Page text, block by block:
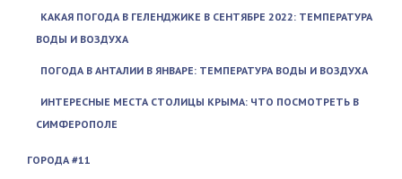
КАКАЯ ПОГОДА В ГЕЛЕНДЖИКЕ В СЕНТЯБРЕ 2022: ТЕМПЕРАТУРА
ВОДЫ И ВОЗДУХА
ПОГОДА В АНТАЛИИ В ЯНВАРЕ: ТЕМПЕРАТУРА ВОДЫ И ВОЗДУХА
ИНТЕРЕСНЫЕ МЕСТА СТОЛИЦЫ КРЫМА: ЧТО ПОСМОТРЕТЬ В
СИМФЕРОПОЛЕ
ГОРОДА #11